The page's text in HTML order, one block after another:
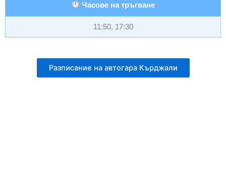
Часове на тръгване
11:50, 17:30
Разписание на автогара Кърджали